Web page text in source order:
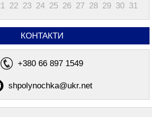
22 23 24 25 26 27 28 29 30 31
КОНТАКТИ
+380 66 897 1549
shpolynochka@ukr.net